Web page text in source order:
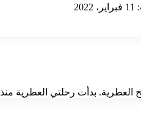
بدأت رحلتي العطرية منذ 8 سنوات.